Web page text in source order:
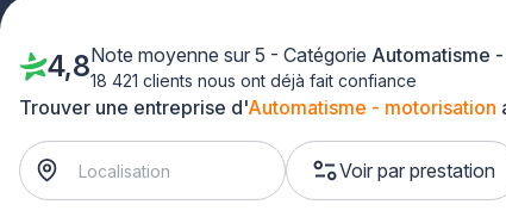
Trouver une entreprise d'Automatisme - motorisation
Voir par prestation
4,8Note moyenne sur 5 - Catégorie Automatisme
18 421 clients nous ont déjà fait confiance